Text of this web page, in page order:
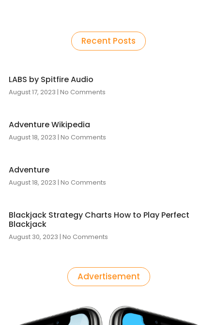
Recent Posts
LABS by Spitfire Audio
August 17, 2023 No Comments
Adventure Wikipedia
August 18, 2023 No Comments
Adventure
August 18, 2023 No Comments
Blackjack Strategy Charts How to Play Perfect
Blackjack
August 30, 2023 No Comments
Advertisement